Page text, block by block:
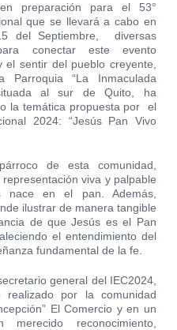
preparación para el 53°
que se llevará a cabo en
del Septiembre, diversas
conectar este evento
sentir del pueblo creyente,
“La Inmaculada
al sur de Quito, ha
la temática propuesta por el
2024: “Jesús Pan Vivo
de esta comunidad,
viva y palpable
nace en el pan. Además,
ilustrar de manera tangible
de que Jesús es el Pan
el entendimiento del
fundamental de la fe.
general del IEC2024,
por la comunidad
El Comercio y en un
reconocimiento,